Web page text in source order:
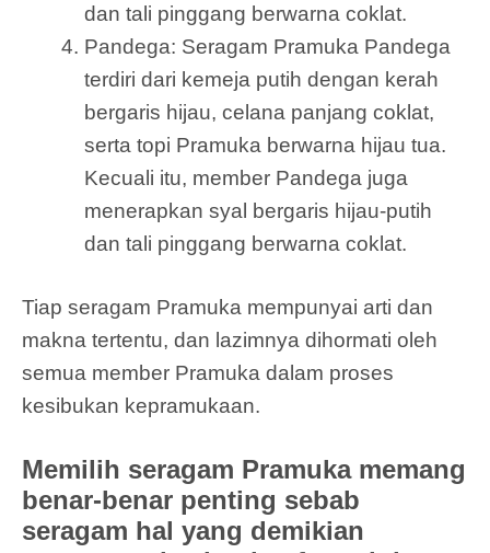
dan tali pinggang berwarna coklat.
Pandega: Seragam Pramuka Pandega
terdiri dari kemeja putih dengan kerah
bergaris hijau, celana panjang coklat,
serta topi Pramuka berwarna hijau tua.
Kecuali itu, member Pandega juga
menerapkan syal bergaris hijau-putih
dan tali pinggang berwarna coklat.
Tiap seragam Pramuka mempunyai arti dan
makna tertentu, dan lazimnya dihormati oleh
semua member Pramuka dalam proses
kesibukan kepramukaan.
Memilih seragam Pramuka memang
benar-benar penting sebab
seragam hal yang demikian